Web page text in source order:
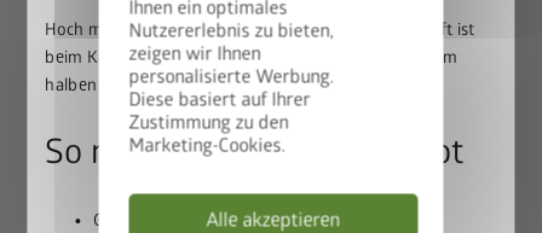
Ihnen ein optimales
Nutzererlebnis zu bieten,
zeigen wir Ihnen
personalisierte Werbung.
Diese basiert auf Ihrer
Zustimmung zu den
Marketing-Cookies.
Alle akzeptieren
Rasenmäher-Roboter vor Regen, Schnee, Sonneneinstrahlung
und anderen Umwelteinflüssen.
Kann die Robotergarage auch im Winter
draußen stehen bleiben?
Hoch mit dem Bike. Runter mit dem Preis: Der BikeLift ist
beim Kauf eines passenden Biohort Gerätehauses zum
halben Preis erhältlich.
So nutzen Sie unser Angebot
Gerätehaus und BikeLift gemeinsam in den